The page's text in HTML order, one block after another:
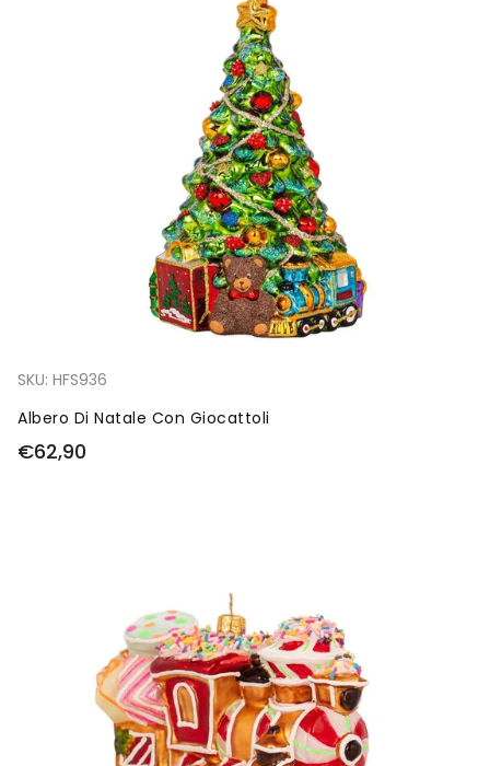
SKU: HFS936
Albero Di Natale Con Giocattoli
€62,90